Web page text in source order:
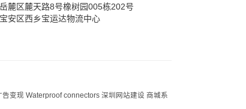
麓区麓天路8号橡树园005栋202号
安区西乡宝运达物流中心
告变现 Waterproof connectors 深圳网站建设 商城系